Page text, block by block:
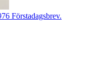
Förstadagsbrev.